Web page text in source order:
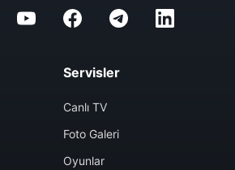
Servisler
Canlı TV
Foto Galeri
Oyunlar